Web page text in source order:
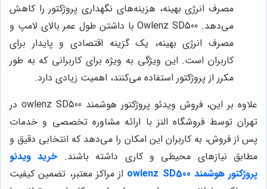
مصرف انرژی بهینه، هزینه‌های نگهداری پروژکتور را کاهش
می‌دهد. Owlenz SD500 با داشتن طول عمر بالای لامپ و
مصرف انرژی بهینه، یک گزینه اقتصادی و پایدار برای
کاربران است. این ویژگی به ویژه برای کاربرانی که به طور
مکرر از پروژکتور استفاده می‌کنند، اهمیت زیادی دارد.
علاوه بر این، فروش ویدئو پروژکتور هوشمند owlenz SD500 در
تهران توسط فروشگاه النز با ارائه مشاوره تخصصی و خدمات
پس از فروش، به کاربران این امکان را می‌دهد که انتخابی دقیق و
مطابق نیازهای محیطی و کاری داشته باشند. خرید ویدئو
پروژکتور هوشمند owlenz SD500
از مراکز معتبر، تضمین کیفیت